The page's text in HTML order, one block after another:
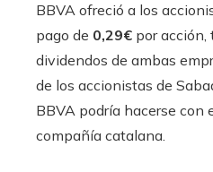
BBVA ofreció a los
pago de 0,29€ por acción,
dividendos de ambas
de los accionistas de
BBVA podría hacerse con
compañía catalana.